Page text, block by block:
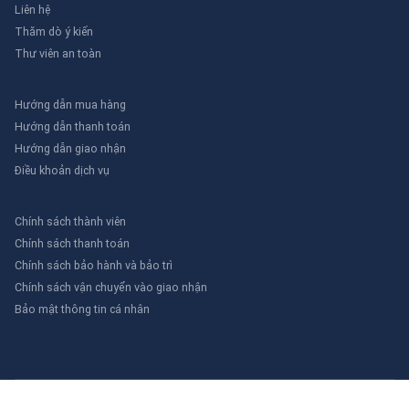
Liên hệ
Thăm dò ý kiến
Thư viên an toàn
Hướng dẫn mua hàng
Hướng dẫn thanh toán
Hướng dẫn giao nhận
Điều khoản dịch vụ
Chính sách thành viên
Chính sách thanh toán
Chính sách bảo hành và bảo trì
Chính sách vận chuyển vào giao nhận
Bảo mật thông tin cá nhân